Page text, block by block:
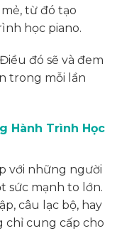
từ đó tạo
học piano.
đó sẽ và đem
trong mỗi lần
Hành Trình Học
với những người
sức mạnh to lớn.
câu lạc bộ, hay
chỉ cung cấp cho